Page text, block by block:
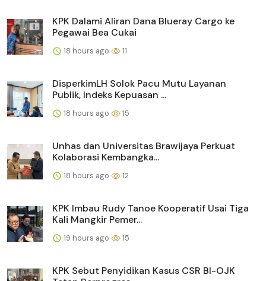
KPK Dalami Aliran Dana Blueray Cargo ke
Pegawai Bea Cukai
18 hours ago 11
DisperkimLH Solok Pacu Mutu Layanan
Publik, Indeks Kepuasan ...
18 hours ago 15
Unhas dan Universitas Brawijaya Perkuat
Kolaborasi Kembangka...
18 hours ago 12
KPK Imbau Rudy Tanoe Kooperatif Usai Tiga
Kali Mangkir Pemer...
19 hours ago 15
KPK Sebut Penyidikan Kasus CSR BI-OJK